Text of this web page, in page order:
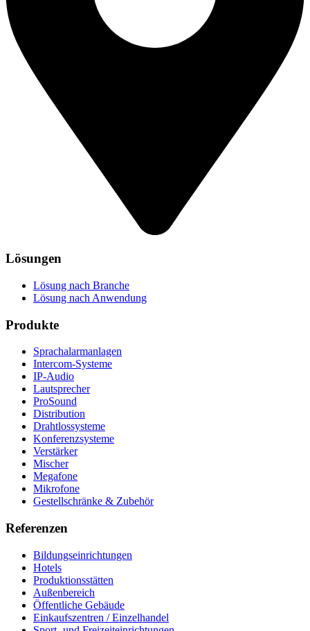
Lösungen
Lösung nach Branche
Lösung nach Anwendung
Produkte
Sprachalarmanlagen
Intercom-Systeme
IP-Audio
Lautsprecher
ProSound
Distribution
Drahtlossysteme
Konferenzsysteme
Verstärker
Mischer
Megafone
Mikrofone
Gestellschränke & Zubehör
Referenzen
Bildungseinrichtungen
Hotels
Produktionsstätten
Außenbereich
Öffentliche Gebäude
Einkaufszentren / Einzelhandel